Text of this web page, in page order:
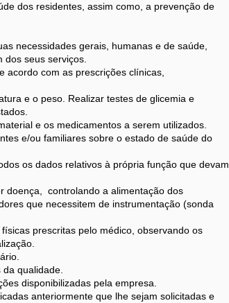
dos residentes, assim como, a prevenção de
necessidades gerais, humanas e de saúde,
dos seus serviços.
com as prescrições clínicas,
e o peso. Realizar testes de glicemia e
e os medicamentos a serem utilizados.
e/ou familiares sobre o estado de saúde do
os dados relativos à própria função que devam
controlando a alimentação dos
que necessitem de instrumentação (sonda
prescritas pelo médico, observando os
qualidade.
disponibilizadas pela empresa.
anteriormente que lhe sejam solicitadas e